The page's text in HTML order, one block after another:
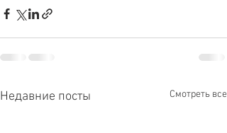
Недавние посты Смотреть все